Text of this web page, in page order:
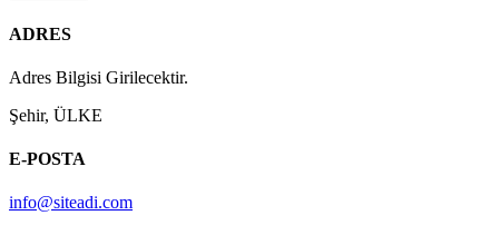
ADRES
Adres Bilgisi Girilecektir.
Şehir, ÜLKE
E-POSTA
info@siteadi.com